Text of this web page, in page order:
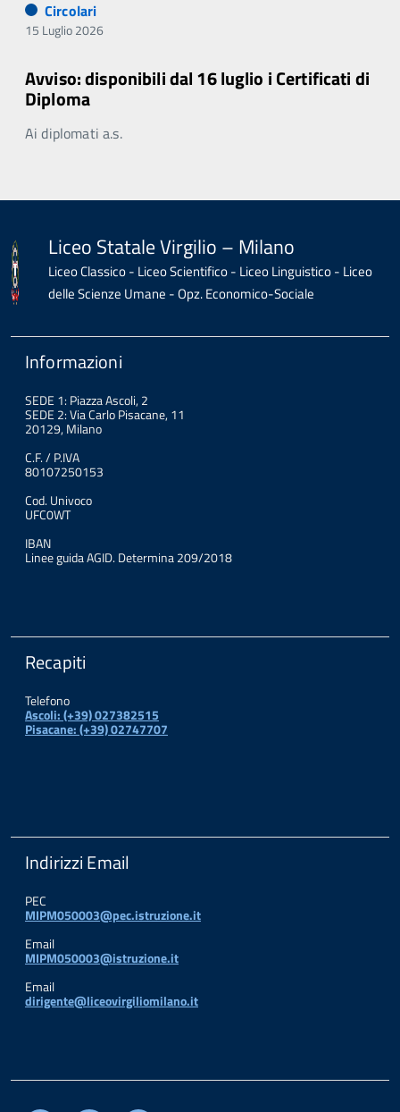
Circolari
15 Luglio 2026
Avviso: disponibili dal 16 luglio i Certificati di
Diploma
Ai diplomati a.s.
Liceo Statale Virgilio – Milano
Liceo Classico - Liceo Scientifico - Liceo Linguistico - Liceo
delle Scienze Umane - Opz. Economico-Sociale
Informazioni
SEDE 1: Piazza Ascoli, 2
SEDE 2: Via Carlo Pisacane, 11
20129, Milano
C.F. / P.IVA
80107250153
Cod. Univoco
UFC0WT
IBAN
Linee guida AGID. Determina 209/2018
Recapiti
Telefono
Ascoli: (+39) 027382515
Pisacane: (+39) 02747707
Indirizzi Email
PEC
MIPM050003@pec.istruzione.it
Email
MIPM050003@istruzione.it
Email
dirigente@liceovirgiliomilano.it